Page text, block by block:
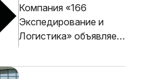
Компания «166
Экспедирование и
Логистика» объявляет